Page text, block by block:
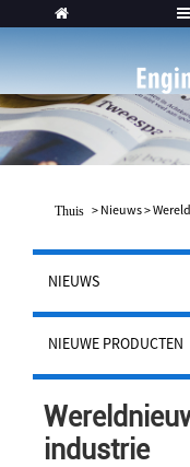
Thuis > Nieuws>
NIEUWS
NIEUWE PRODUCTEN
industrie